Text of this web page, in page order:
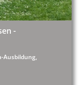
-
Ausbildung,